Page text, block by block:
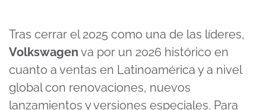
Tras cerrar el 2025 como una de las líderes,
Volkswagen va por un 2026 histórico en
cuanto a ventas en Latinoamérica y a nivel
global con renovaciones, nuevos
lanzamientos y versiones especiales. Para